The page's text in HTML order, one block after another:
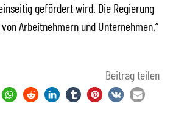
gefördert wird. Die Regierung
Arbeitnehmern und Unternehmen.“
Beitrag teilen